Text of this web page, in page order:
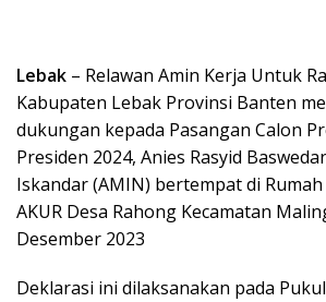
Lebak – Relawan Amin Kerja Untuk
Kabupaten Lebak Provinsi Banten
dukungan kepada Pasangan Calon
Presiden 2024, Anies Rasyid
Iskandar (AMIN) bertempat di
AKUR Desa Rahong Kecamatan
Desember 2023
Deklarasi ini dilaksanakan pada